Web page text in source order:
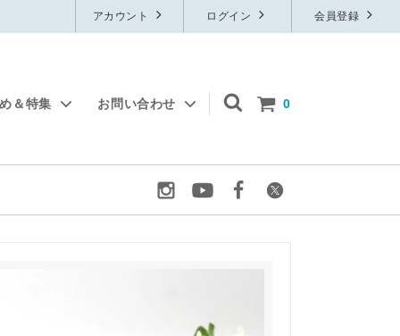
会員登録
ログイン
アカウント
0
フレグランス
ルームフレグランス
＆特集
無料サンプル
お問い合わせ